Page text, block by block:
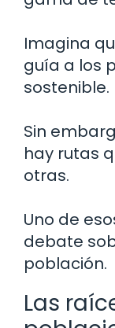
Imagina
guía a los
sostenible.
Sin
hay rutas
otras.
Uno de
debate
población.
Las